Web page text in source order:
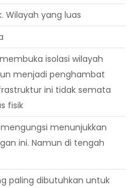
Wilayah yang luas
isolasi wilayah
menjadi penghambat
ini tidak semata
fisik
menunjukkan
ini. Namun di tengah
paling dibutuhkan untuk